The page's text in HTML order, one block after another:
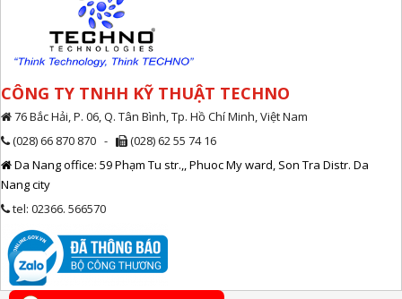
CÔNG TY TNHH KỸ THUẬT TECHNO
76 Bắc Hải, P. 06, Q. Tân Bình, Tp. Hồ Chí Minh, Việt Nam
(028) 66 870 870 -
(028) 62 55 74 16
Da Nang office: 59 Phạm Tu str.,, Phuoc My ward, Son Tra Distr. Da
Nang city
tel: 02366. 566570